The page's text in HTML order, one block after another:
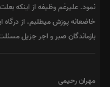
نمود. علیرغم وظیفه از اینکه
خاضعانه پوزش میطلبم. از درگاه
بازماندگان صبر و اجر جزیل
مهران رحیمی